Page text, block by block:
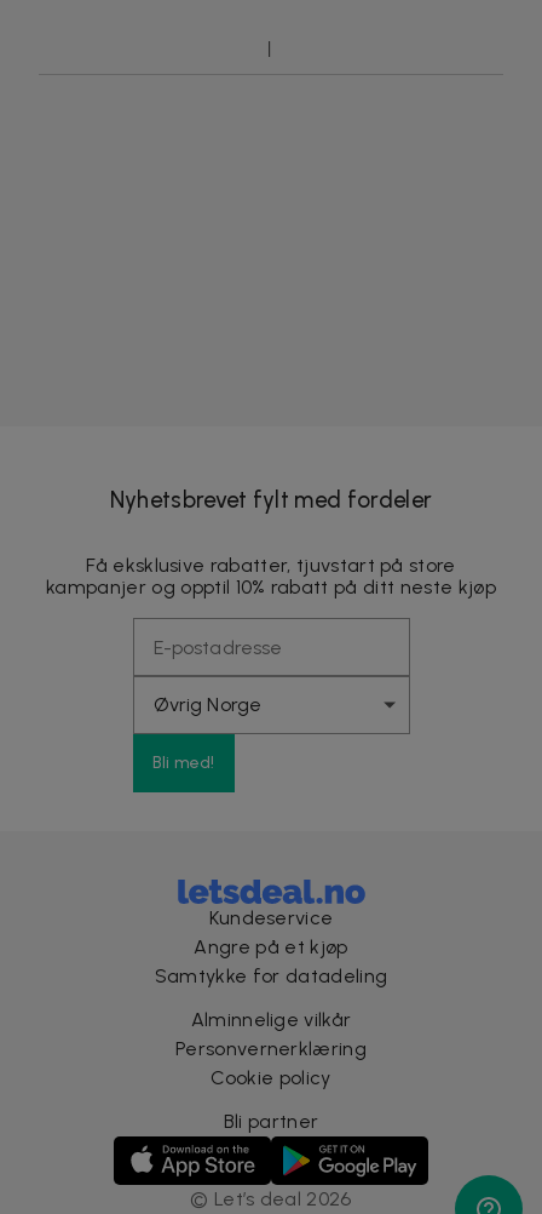
Nyhetsbrevet fylt med fordeler
Få eksklusive rabatter, tjuvstart på store
kampanjer og opptil 10% rabatt på ditt neste kjøp
Bli med!
Kundeservice
Angre på et kjøp
Samtykke for datadeling
Alminnelige vilkår
Personvernerklæring
Cookie policy
Bli partner
© Let’s deal 2026